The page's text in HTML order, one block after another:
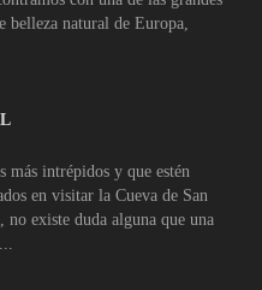
belleza natural de Europa,
más intrépidos y que estén
en visitar la Cueva de San
no existe duda alguna que una